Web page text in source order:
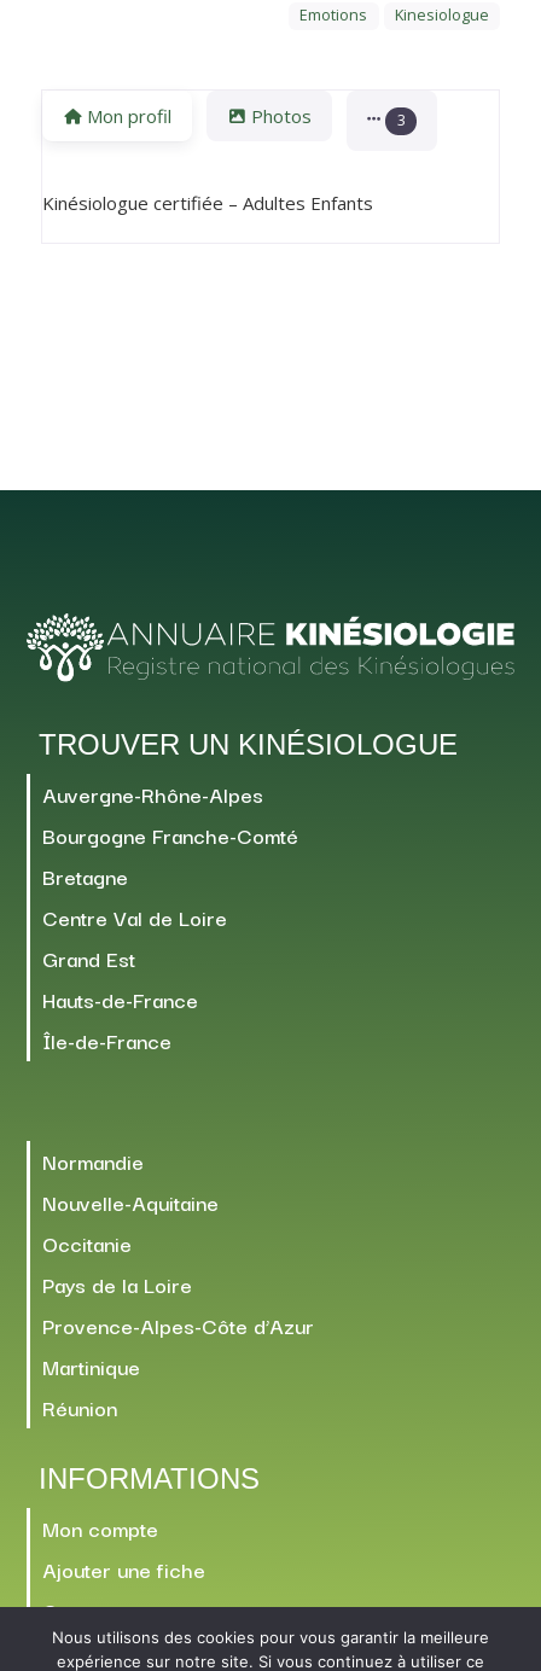
Emotions
Kinesiologue
Mon profil Photos 3
Kinésiologue certifiée – Adultes Enfants
TROUVER UN KINÉSIOLOGUE
Auvergne-Rhône-Alpes
Bourgogne Franche-Comté
Bretagne
Centre Val de Loire
Grand Est
Hauts-de-France
Île-de-France
Normandie
Nouvelle-Aquitaine
Occitanie
Pays de la Loire
Provence-Alpes-Côte d’Azur
Martinique
Réunion
INFORMATIONS
Mon compte
Ajouter une fiche
Contact
Nous utilisons des cookies pour vous garantir la meilleure
expérience sur notre site. Si vous continuez à utiliser ce